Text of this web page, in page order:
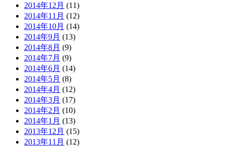
2014年12月 (11)
2014年11月 (12)
2014年10月 (14)
2014年9月 (13)
2014年8月 (9)
2014年7月 (9)
2014年6月 (14)
2014年5月 (8)
2014年4月 (12)
2014年3月 (17)
2014年2月 (10)
2014年1月 (13)
2013年12月 (15)
2013年11月 (12)